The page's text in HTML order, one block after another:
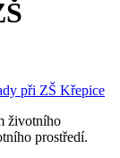
životního
prostředí.